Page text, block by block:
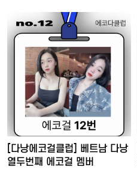
[다낭에코걸클럽] 베트남 다낭
열두번째 에코걸 멤버